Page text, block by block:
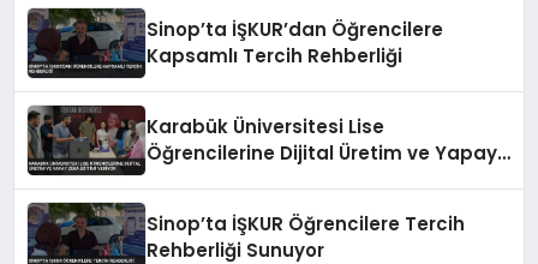
Sinop’ta İŞKUR’dan Öğrencilere
Kapsamlı Tercih Rehberliği
Karabük Üniversitesi Lise
Öğrencilerine Dijital Üretim ve Yapay
Sinop’ta İŞKUR Öğrencilere Tercih
Rehberliği Sunuyor